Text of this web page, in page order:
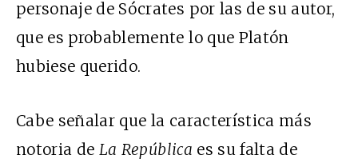
personaje de Sócrates por las de su autor,
que es probablemente lo que Platón
hubiese querido.
Cabe señalar que la característica más
notoria de La República es su falta de